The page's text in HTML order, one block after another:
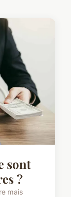
sont
?
mais